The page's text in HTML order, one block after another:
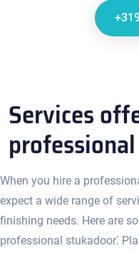
Services
When you hire a
expect a wide range of
finishing needs.​ Here are
professional stukadoor⁚